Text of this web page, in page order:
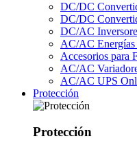
DC/DC
DC/DC
DC/AC
AC/AC Energías
Accesorios para
AC/AC
AC/AC UPS
Protección
Protección